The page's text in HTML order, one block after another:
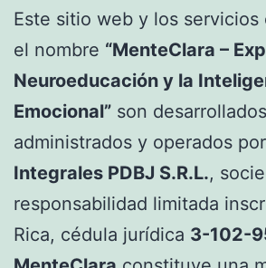
Este sitio web y los servicios
el nombre “MenteClara –
Neuroeducación y la
Emocional” son
administrados y operados por
Integrales PDBJ S.R.L.,
responsabilidad limitada
Rica, cédula jurídica 3-102-